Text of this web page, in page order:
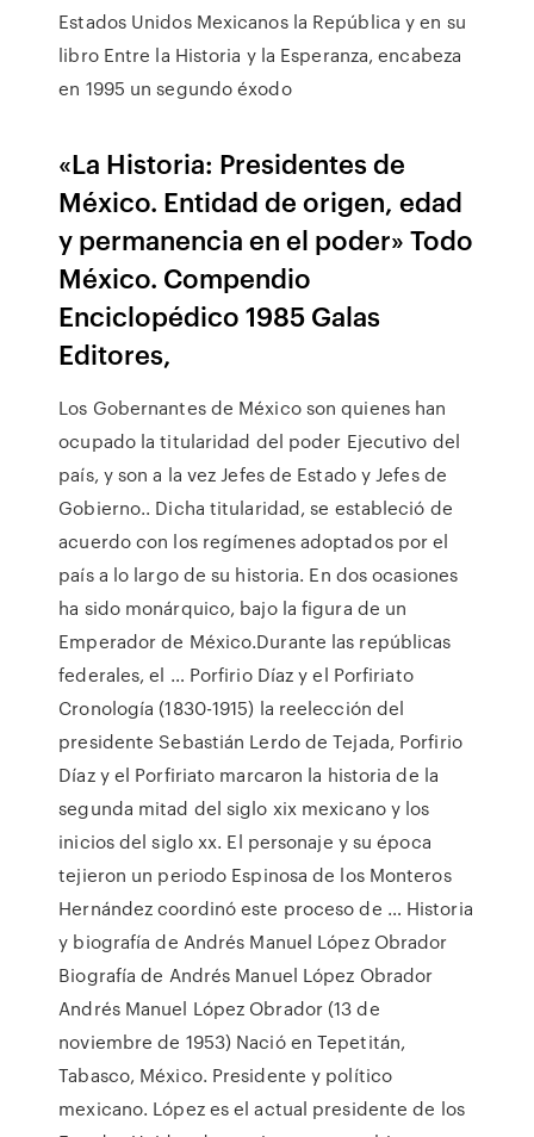
Estados Unidos Mexicanos la República y en su
libro Entre la Historia y la Esperanza, encabeza
en 1995 un segundo éxodo
«La Historia: Presidentes de
México. Entidad de origen, edad
y permanencia en el poder» Todo
México. Compendio
Enciclopédico 1985 Galas
Editores,
Los Gobernantes de México son quienes han
ocupado la titularidad del poder Ejecutivo del
país, y son a la vez Jefes de Estado y Jefes de
Gobierno.. Dicha titularidad, se estableció de
acuerdo con los regímenes adoptados por el
país a lo largo de su historia. En dos ocasiones
ha sido monárquico, bajo la figura de un
Emperador de México.Durante las repúblicas
federales, el … Porfirio Díaz y el Porfiriato
Cronología (1830-1915) la reelección del
presidente Sebastián Lerdo de Tejada, Porfirio
Díaz y el Porfiriato marcaron la historia de la
segunda mitad del siglo xix mexicano y los
inicios del siglo xx. El personaje y su época
tejieron un periodo Espinosa de los Monteros
Hernández coordinó este proceso de … Historia
y biografía de Andrés Manuel López Obrador
Biografía de Andrés Manuel López Obrador
Andrés Manuel López Obrador (13 de
noviembre de 1953) Nació en Tepetitán,
Tabasco, México. Presidente y político
mexicano. López es el actual presidente de los